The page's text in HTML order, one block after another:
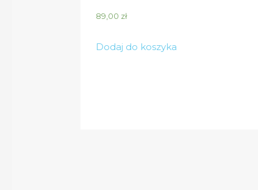
89,00 zł
Dodaj do koszyka